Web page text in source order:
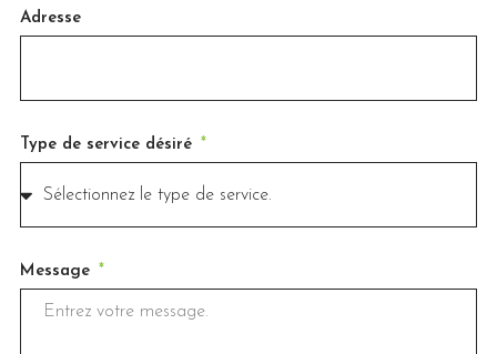
Adresse
Type de service désiré
Message